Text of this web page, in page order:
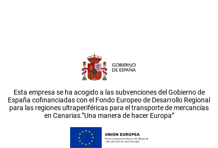
Esta empresa se ha acogido a las subvenciones del Gobierno de
España cofinanciadas con el Fondo Europeo de Desarrollo Regional
para las regiones ultraperiféricas para el transporte de mercancías
en Canarias.”Una manera de hacer Europa”